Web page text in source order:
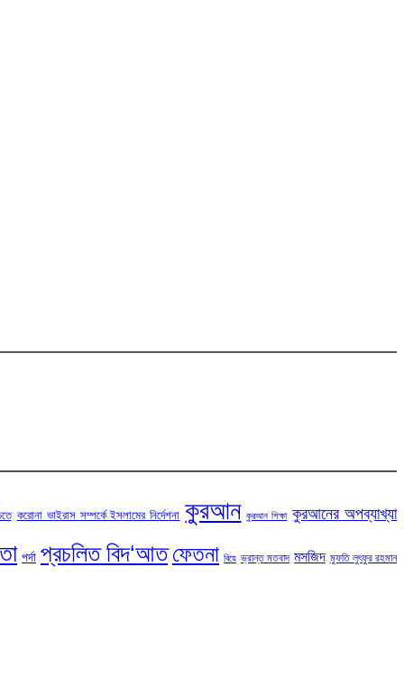
করোনা ভাইরাস সম্পর্কে ইসলামের নির্দেশনা কুরআন কুরআন শিক্ষা কুরআনের অপব্যাখ্যা
পর্দা প্রচলিত বিদ‘আত ফেতনা বিয়ে ভ্রান্ত মতবাদ মসজিদ মুফতি লুৎফুর রহমান